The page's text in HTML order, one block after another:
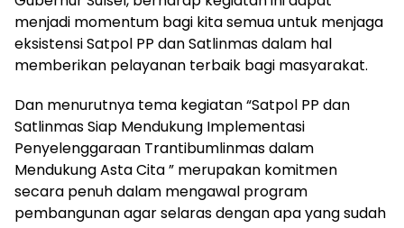
menjadi momentum bagi kita semua untuk menjaga
eksistensi Satpol PP dan Satlinmas dalam hal
memberikan pelayanan terbaik bagi masyarakat.
Dan menurutnya tema kegiatan “Satpol PP dan
Satlinmas Siap Mendukung Implementasi
Penyelenggaraan Trantibumlinmas dalam
Mendukung Asta Cita ” merupakan komitmen
secara penuh dalam mengawal program
pembangunan agar selaras dengan apa yang sudah